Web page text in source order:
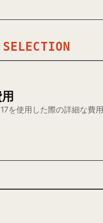
を使用した際の詳細な費